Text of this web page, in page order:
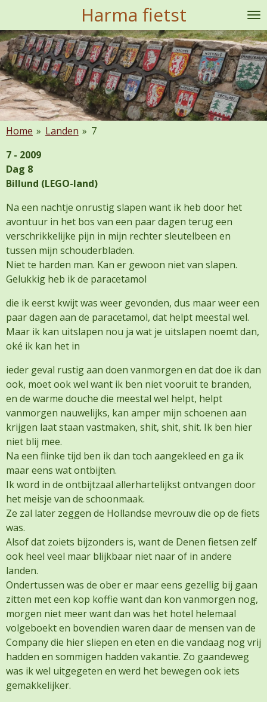
naar
de
hoofdinhoud
Harma fietst
Home » Landen » 7
7 - 2009
Dag 8
Billund (LEGO-land)
Na een nachtje onrustig slapen want ik heb door het
avontuur in het bos van een paar dagen terug een
verschrikkelijke pijn in mijn rechter sleutelbeen en
tussen mijn schouderbladen.
Niet te harden man. Kan er gewoon niet van slapen.
Gelukkig heb ik de paracetamol
die ik eerst kwijt was weer gevonden, dus maar weer een
paar dagen aan de paracetamol, dat helpt meestal wel.
Maar ik kan uitslapen nou ja wat je uitslapen noemt dan,
oké ik kan het in
ieder geval rustig aan doen vanmorgen en dat doe ik dan
ook, moet ook wel want ik ben niet vooruit te branden,
en de warme douche die meestal wel helpt, helpt
vanmorgen nauwelijks, kan amper mijn schoenen aan
krijgen laat staan vastmaken, shit, shit, shit. Ik ben hier
niet blij mee.
Na een flinke tijd ben ik dan toch aangekleed en ga ik
maar eens wat ontbijten.
Ik word in de ontbijtzaal allerhartelijkst ontvangen door
het meisje van de schoonmaak.
Ze zal later zeggen de Hollandse mevrouw die op de fiets
was.
Alsof dat zoiets bijzonders is, want de Denen fietsen zelf
ook heel veel maar blijkbaar niet naar of in andere
landen.
Ondertussen was de ober er maar eens gezellig bij gaan
zitten met een kop koffie want dan kon vanmorgen nog,
morgen niet meer want dan was het hotel helemaal
volgeboekt en bovendien waren daar de mensen van de
Company die hier sliepen en eten en die vandaag nog vrij
hadden en sommigen hadden vakantie. Zo gaandeweg
was ik wel uitgegeten en werd het bewegen ook iets
gemakkelijker.